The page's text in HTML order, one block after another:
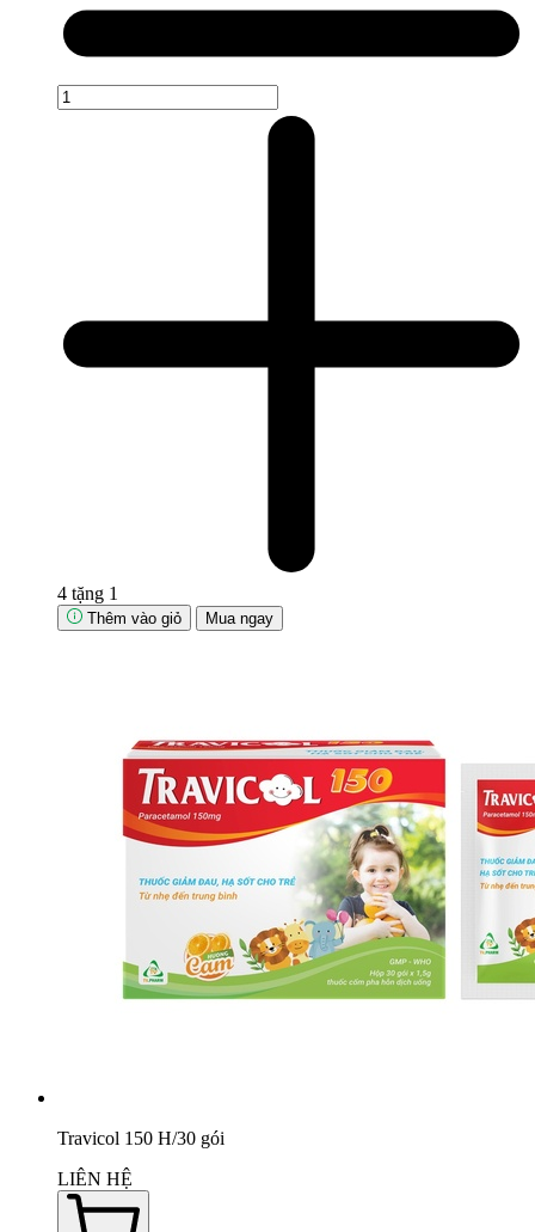
4 tặng 1
Thêm vào giỏ Mua ngay
Travicol 150 H/30 gói
LIÊN HỆ